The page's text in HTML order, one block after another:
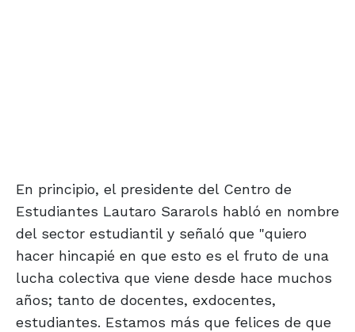
En principio, el presidente del Centro de
Estudiantes Lautaro Sararols habló en nombre
del sector estudiantil y señaló que "quiero
hacer hincapié en que esto es el fruto de una
lucha colectiva que viene desde hace muchos
años; tanto de docentes, exdocentes,
estudiantes. Estamos más que felices de que